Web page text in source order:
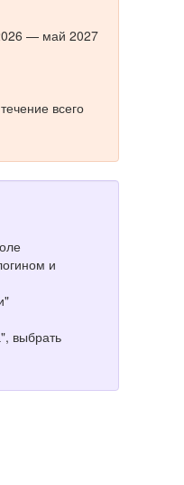
— май 2027
всего
и
выбрать